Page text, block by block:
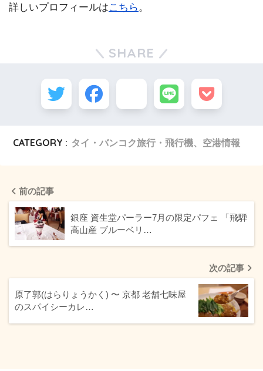
詳しいプロフィールはこちら。
SHARE
CATEGORY : タイ・バンコク旅行・飛行機、空港情報
前の記事
銀座 資生堂パーラー7月の限定パフェ 「飛騨
高山産 ブルーベリ…
次の記事
原了郭(はらりょうかく) 〜 京都 老舗七味屋
のスパイシーカレ…